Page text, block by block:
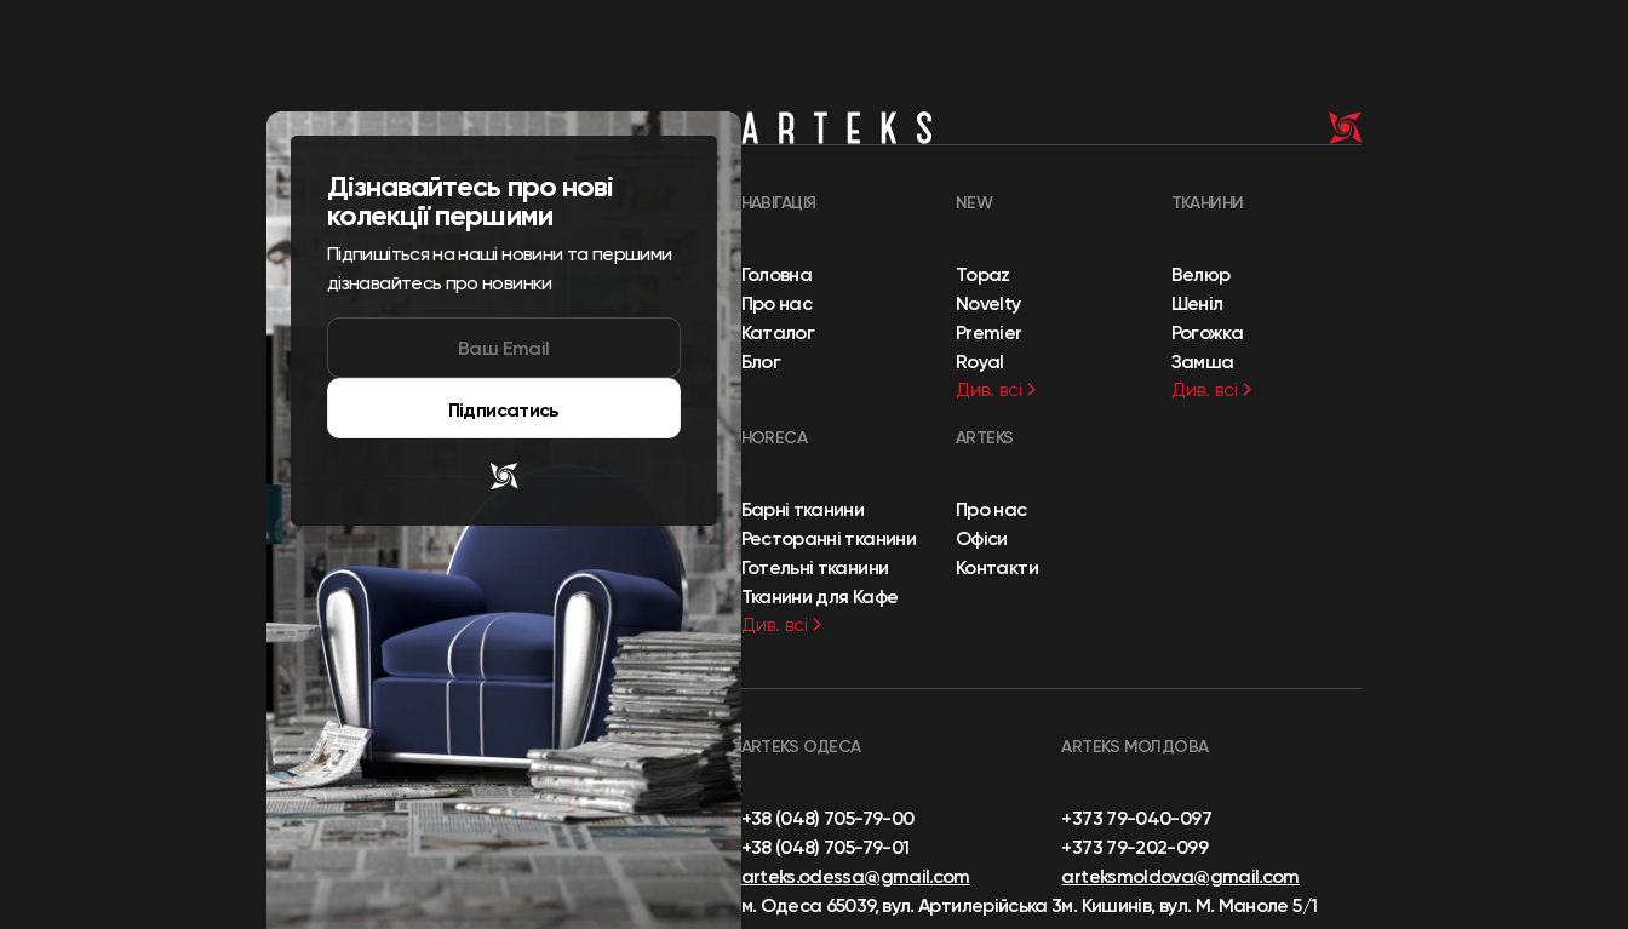
Дізнавайтесь про нові
колекції першими
Підпишіться на наші новини та першими
дізнавайтесь про новинки
Підписатись
НАВІГАЦІЯ
Головна
Про нас
Каталог
Блог
NEW
Topaz
Novelty
Premier
Royal
Див. всі
ТКАНИНИ
Велюр
Шеніл
Рогожка
Замша
Див. всі
HORECA
Барні тканини
Ресторанні тканини
Готельні тканини
Тканини для Кафе
Див. всі
ARTEKS
Про нас
Офіси
Контакти
ARTEKS ОДЕСА
+38 (048) 705-79-00
+38 (048) 705-79-01
arteks.odessa@gmail.com
м. Одеса 65039, вул. Артилерійська 3
ARTEKS МОЛДОВА
+373 79-040-097
+373 79-202-099
arteksmoldova@gmail.com
м. Кишинів, вул. М. Маноле 5/1